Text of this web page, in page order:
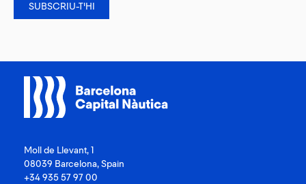
Moll de Llevant, 1
08039 Barcelona, Spain
+34 935 57 97 00